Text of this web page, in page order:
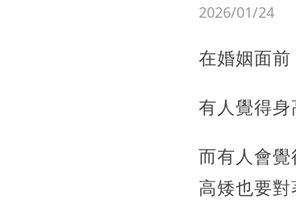
2026/01/24
在婚姻面前
有人覺得身
而有人會覺
高矮也要對